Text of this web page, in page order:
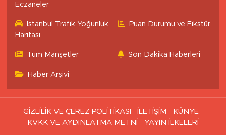
Eczaneler
İstanbul Trafik Yoğunluk
Haritası
Puan Durumu ve Fikstür
Tüm Manşetler Son Dakika Haberleri
Haber Arşivi
GİZLİLİK VE ÇEREZ POLİTİKASI İLETİŞİM
KÜNYE
KVKK VE AYDINLATMA METNİ
YAYIN İLKELERİ